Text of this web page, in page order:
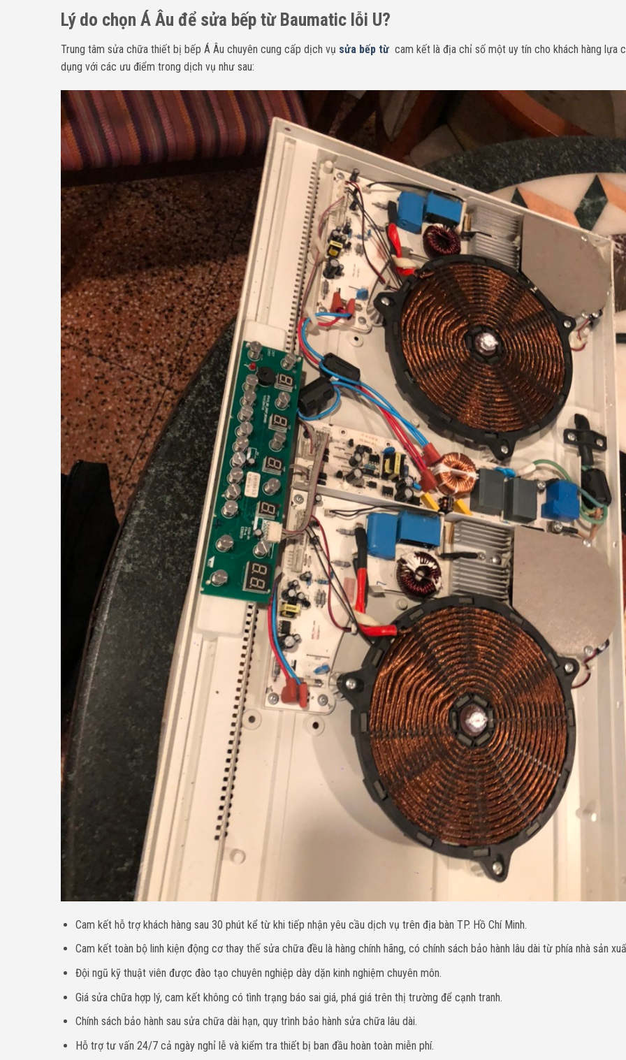
Lý do chọn Á Âu để sửa bếp từ Baumatic lỗi U?
Trung tâm sửa chữa thiết bị bếp Á Âu chuyên cung cấp dịch vụ sửa bếp từ cam kết là địa chỉ số một uy tín cho khách hàng lựa
dụng với các ưu điểm trong dịch vụ như sau:
Cam kết hỗ trợ khách hàng sau 30 phút kể từ khi tiếp nhận yêu cầu dịch vụ trên địa bàn TP. Hồ Chí Minh.
Cam kết toàn bộ linh kiện động cơ thay thế sửa chữa đều là hàng chính hãng, có chính sách bảo hành lâu dài từ phía nhà sản
Đội ngũ kỹ thuật viên được đào tạo chuyên nghiệp dày dặn kinh nghiệm chuyên môn.
Giá sửa chữa hợp lý, cam kết không có tình trạng báo sai giá, phá giá trên thị trường để cạnh tranh.
Chính sách bảo hành sau sửa chữa dài hạn, quy trình bảo hành sửa chữa lâu dài.
Hỗ trợ tư vấn 24/7 cả ngày nghỉ lễ và kiểm tra thiết bị ban đầu hoàn toàn miễn phí.